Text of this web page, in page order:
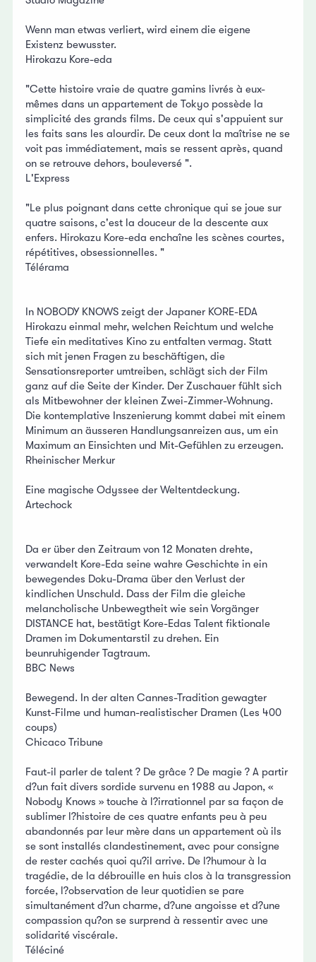
Wenn man etwas verliert, wird einem die eigene
Existenz bewusster.
Hirokazu Kore-eda
"Cette histoire vraie de quatre gamins livrés à eux-
mêmes dans un appartement de Tokyo possède la
simplicité des grands films. De ceux qui s'appuient sur
les faits sans les alourdir. De ceux dont la maîtrise ne se
voit pas immédiatement, mais se ressent après, quand
on se retrouve dehors, bouleversé ".
L'Express
"Le plus poignant dans cette chronique qui se joue sur
quatre saisons, c'est la douceur de la descente aux
enfers. Hirokazu Kore-eda enchaîne les scènes courtes,
répétitives, obsessionnelles. "
Télérama
In NOBODY KNOWS zeigt der Japaner KORE-EDA
Hirokazu einmal mehr, welchen Reichtum und welche
Tiefe ein meditatives Kino zu entfalten vermag. Statt
sich mit jenen Fragen zu beschäftigen, die
Sensationsreporter umtreiben, schlägt sich der Film
ganz auf die Seite der Kinder. Der Zuschauer fühlt sich
als Mitbewohner der kleinen Zwei-Zimmer-Wohnung.
Die kontemplative Inszenierung kommt dabei mit einem
Minimum an äusseren Handlungsanreizen aus, um ein
Maximum an Einsichten und Mit-Gefühlen zu erzeugen.
Rheinischer Merkur
Eine magische Odyssee der Weltentdeckung.
Artechock
Da er über den Zeitraum von 12 Monaten drehte,
verwandelt Kore-Eda seine wahre Geschichte in ein
bewegendes Doku-Drama über den Verlust der
kindlichen Unschuld. Dass der Film die gleiche
melancholische Unbewegtheit wie sein Vorgänger
DISTANCE hat, bestätigt Kore-Edas Talent fiktionale
Dramen im Dokumentarstil zu drehen. Ein
beunruhigender Tagtraum.
BBC News
Bewegend. In der alten Cannes-Tradition gewagter
Kunst-Filme und human-realistischer Dramen (Les 400
coups)
Chicaco Tribune
Faut-il parler de talent ? De grâce ? De magie ? A partir
d?un fait divers sordide survenu en 1988 au Japon, «
Nobody Knows » touche à l?irrationnel par sa façon de
sublimer l?histoire de ces quatre enfants peu à peu
abandonnés par leur mère dans un appartement où ils
se sont installés clandestinement, avec pour consigne
de rester cachés quoi qu?il arrive. De l?humour à la
tragédie, de la débrouille en huis clos à la transgression
forcée, l?observation de leur quotidien se pare
simultanément d?un charme, d?une angoisse et d?une
compassion qu?on se surprend à ressentir avec une
solidarité viscérale.
Téléciné